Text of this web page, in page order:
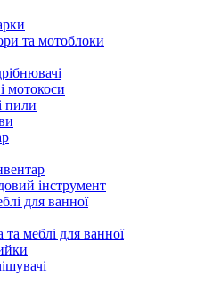
та мотоблоки
мотокоси
пили
інструмент
для ванної
та меблі для ванної